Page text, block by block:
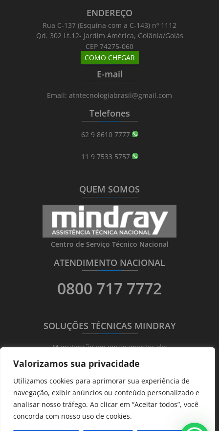
Valorizamos sua privacidade
Utilizamos cookies para aprimorar sua experiência de
navegação, exibir anúncios ou conteúdo personalizado e
analisar nosso tráfego. Ao clicar em “Aceitar todos”, você
concorda com nosso uso de cookies.
ENDEREÇO
Rua C-137 (Esquina com a C-143) nº 1112
Qd. 302 Lt.12- Jardim América, Goiânia/Goiás
CEP 74275-060
COMO CHEGAR
_______________________
E-mail
_______________________
Email: atntecnologiabrasil@gmail.com
Telefones
_______________________
62 9 8610 7777
11 9 7533 5757
QUEM SOMOS
_______________________
Centro de Serviço Técnico Nacional
ATENDIMENTO NACIONAL
_______________________
0800 717 7772
SOLUÇÕES TÉCNICAS MINDRAY
_______________________
Manutenção em equipamentos de:
Ultrassonografia
Ecocardiografia
Transdutores
Hematológicos